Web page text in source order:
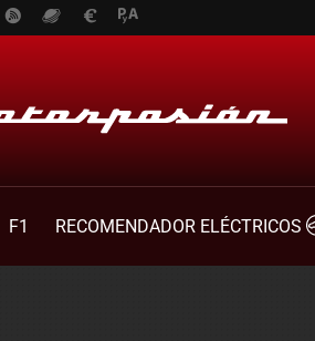
F1
RECOMENDADOR ELÉCTRICOS